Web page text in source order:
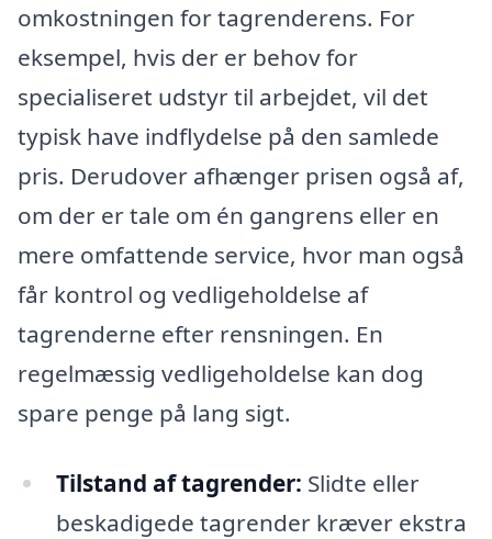
omkostningen for tagrenderens. For
eksempel, hvis der er behov for
specialiseret udstyr til arbejdet, vil det
typisk have indflydelse på den samlede
pris. Derudover afhænger prisen også af,
om der er tale om én gangrens eller en
mere omfattende service, hvor man også
får kontrol og vedligeholdelse af
tagrenderne efter rensningen. En
regelmæssig vedligeholdelse kan dog
spare penge på lang sigt.
Tilstand af tagrender: Slidte eller
beskadigede tagrender kræver ekstra